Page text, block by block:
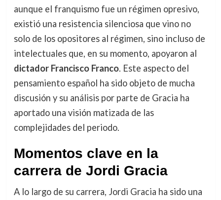
aunque el franquismo fue un régimen opresivo,
existió una resistencia silenciosa que vino no
solo de los opositores al régimen, sino incluso de
intelectuales que, en su momento, apoyaron al
dictador Francisco Franco. Este aspecto del
pensamiento español ha sido objeto de mucha
discusión y su análisis por parte de Gracia ha
aportado una visión matizada de las
complejidades del periodo.
Momentos clave en la
carrera de Jordi Gracia
A lo largo de su carrera, Jordi Gracia ha sido una